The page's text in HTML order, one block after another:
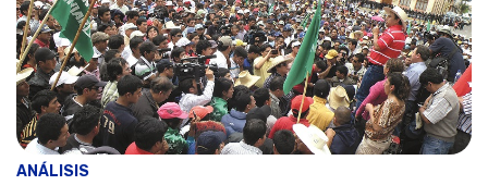
ANÁLISIS